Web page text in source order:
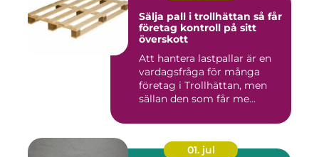
Sälja pall i trollhättan så får
företag kontroll på sitt
överskott
Att hantera lastpallar är en
vardagsfråga för många
företag i Trollhättan, men
sällan den som får me...
01. jul